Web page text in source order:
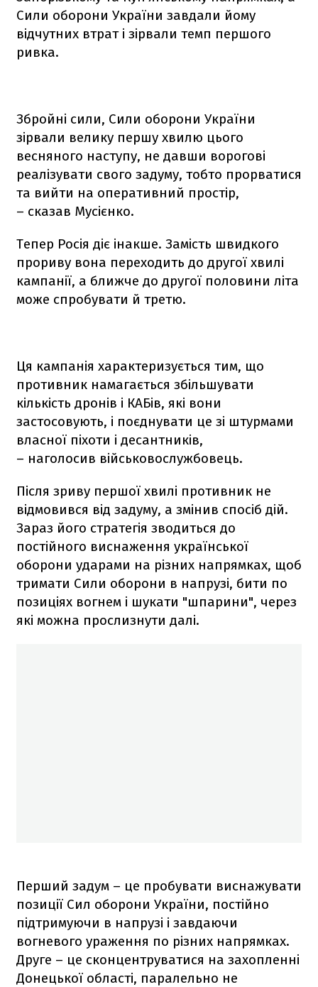
Сили оборони України завдали йому
відчутних втрат і зірвали темп першого
ривка.
Збройні сили, Сили оборони України
зірвали велику першу хвилю цього
весняного наступу, не давши ворогові
реалізувати свого задуму, тобто прорватися
та вийти на оперативний простір,
– сказав Мусієнко.
Тепер Росія діє інакше. Замість швидкого
прориву вона переходить до другої хвилі
кампанії, а ближче до другої половини літа
може спробувати й третю.
Ця кампанія характеризується тим, що
противник намагається збільшувати
кількість дронів і КАБів, які вони
застосовують, і поєднувати це зі штурмами
власної піхоти і десантників,
– наголосив військовослужбовець.
Після зриву першої хвилі противник не
відмовився від задуму, а змінив спосіб дій.
Зараз його стратегія зводиться до
постійного виснаження української
оборони ударами на різних напрямках, щоб
тримати Сили оборони в напрузі, бити по
позиціях вогнем і шукати "шпарини", через
які можна прослизнути далі.
Перший задум – це пробувати виснажувати
позиції Сил оборони України, постійно
підтримуючи в напрузі і завдаючи
вогневого ураження по різних напрямках.
Друге – це сконцентруватися на захопленні
Донецької області, паралельно не